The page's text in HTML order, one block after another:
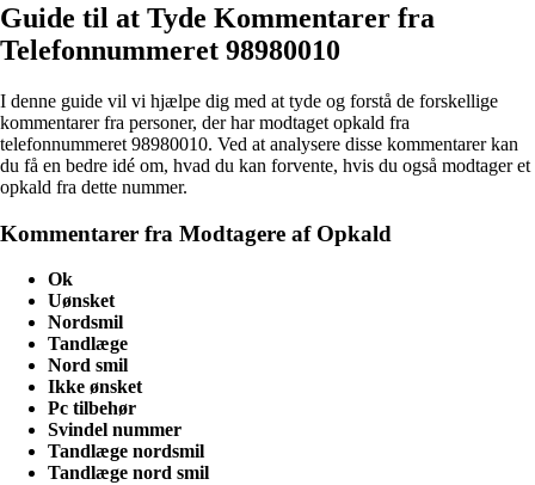
Guide til at Tyde Kommentarer fra
Telefonnummeret 98980010
I denne guide vil vi hjælpe dig med at tyde og forstå de forskellige
kommentarer fra personer, der har modtaget opkald fra
telefonnummeret 98980010. Ved at analysere disse kommentarer kan
du få en bedre idé om, hvad du kan forvente, hvis du også modtager et
opkald fra dette nummer.
Kommentarer fra Modtagere af Opkald
Ok
Uønsket
Nordsmil
Tandlæge
Nord smil
Ikke ønsket
Pc tilbehør
Svindel nummer
Tandlæge nordsmil
Tandlæge nord smil